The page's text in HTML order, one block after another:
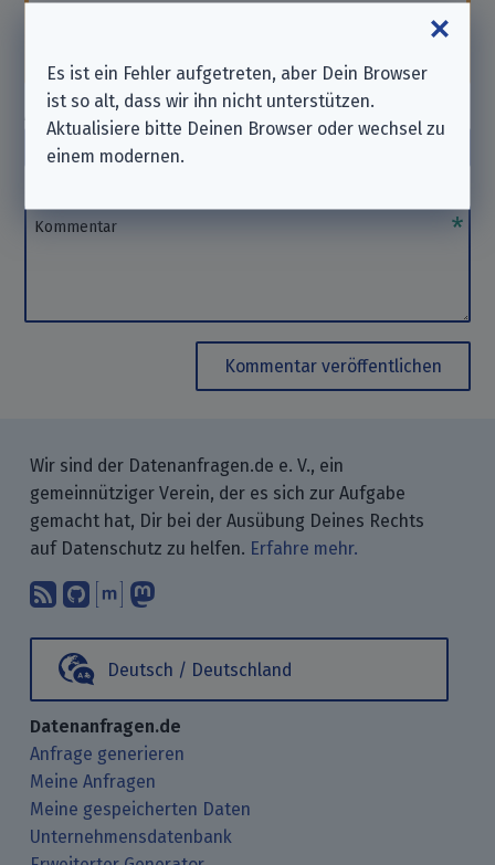
Autor_in (optional)
Autor_in
Kommentar
Kommentar veröffentlichen
Wir sind der Datenanfragen.de e. V., ein
gemeinnütziger Verein, der es sich zur Aufgabe
gemacht hat, Dir bei der Ausübung Deines Rechts
auf Datenschutz zu helfen. Erfahre mehr.
Abonniere unsere Blogbeiträge mit
Finde uns bei GitHub.
Unterhalte Dich mit uns über
Deutsch / Deutschland
Datenanfragen.de
Anfrage generieren
Meine Anfragen
Meine gespeicherten Daten
Unternehmensdatenbank
Es ist ein Fehler aufgetreten, aber Dein Browser
ist so alt, dass wir ihn nicht unterstützen.
Aktualisiere bitte Deinen Browser oder wechsel zu
einem modernen.